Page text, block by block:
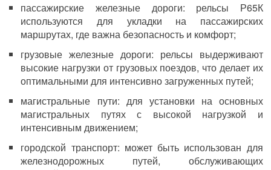
пассажирские железные дороги: рельсы Р65К
используются для укладки на пассажирских
маршрутах, где важна безопасность и комфорт;
грузовые железные дороги: рельсы выдерживают
высокие нагрузки от грузовых поездов, что делает их
оптимальными для интенсивно загруженных путей;
магистральные пути: для установки на основных
магистральных путях с высокой нагрузкой и
интенсивным движением;
городской транспорт: может быть использован для
железнодорожных путей, обслуживающих